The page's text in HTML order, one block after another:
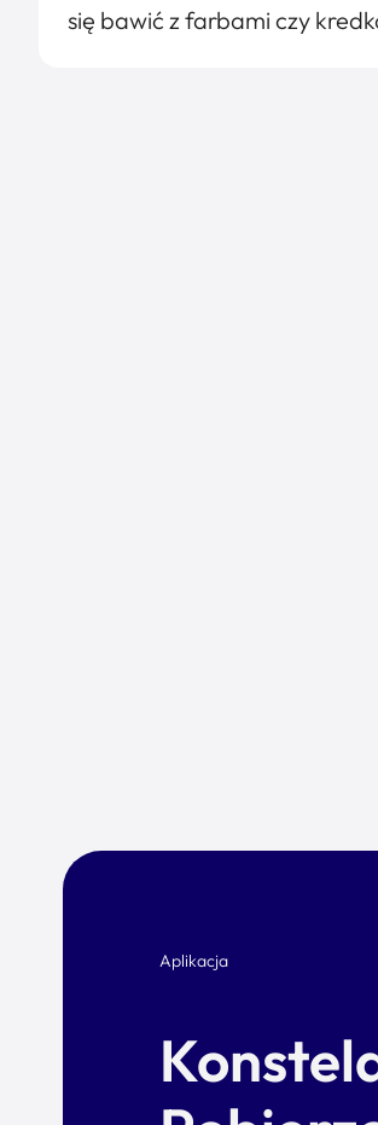
się bawić z farbami czy
Aplikacja